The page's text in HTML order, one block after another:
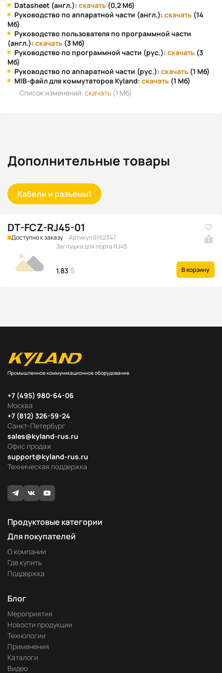
Datasheet (англ.): скачать (0,2 Мб)
Руководство по аппаратной части (англ.): скачать (14
Мб)
Руководство пользователя по программной части
(англ.): скачать (3 Мб)
Руководство по программной части (рус.): скачать (3
Мб)
Руководство по аппаратной части (рус.): скачать (1 Мб)
MIB-файл для коммутаторов Kyland: скачать (1 Мб)
Список изменений: скачать (1 Мб)
Дополнительные товары
Кабели и разъемы1
DT-FCZ-RJ45-01
Доступно к заказу
Артикул 6152347
Заглушка для порта RJ45
1.83 $ В корзину
Промышленное коммуникационное оборудование
Москва
+7 (495) 980-64-06
Офис продаж
sales@kyland-rus.ru
Санкт-Петербург
+7 (812) 326-59-24
Техническая поддержка
support@kyland-rus.ru
Продуктовые категории
Для покупателей
О компании
Где купить
Поддержка
Блог
Мероприятия
Новости продукции
Технологии
Применения
Каталоги
Видео